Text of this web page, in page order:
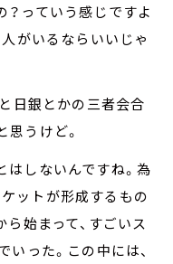
？っていう感じですよ
がいるならいいじゃ
日銀とかの三者会合
思うけど。
しないんですね。為
ットが形成するもの
始まって、すごいス
った。この中には、